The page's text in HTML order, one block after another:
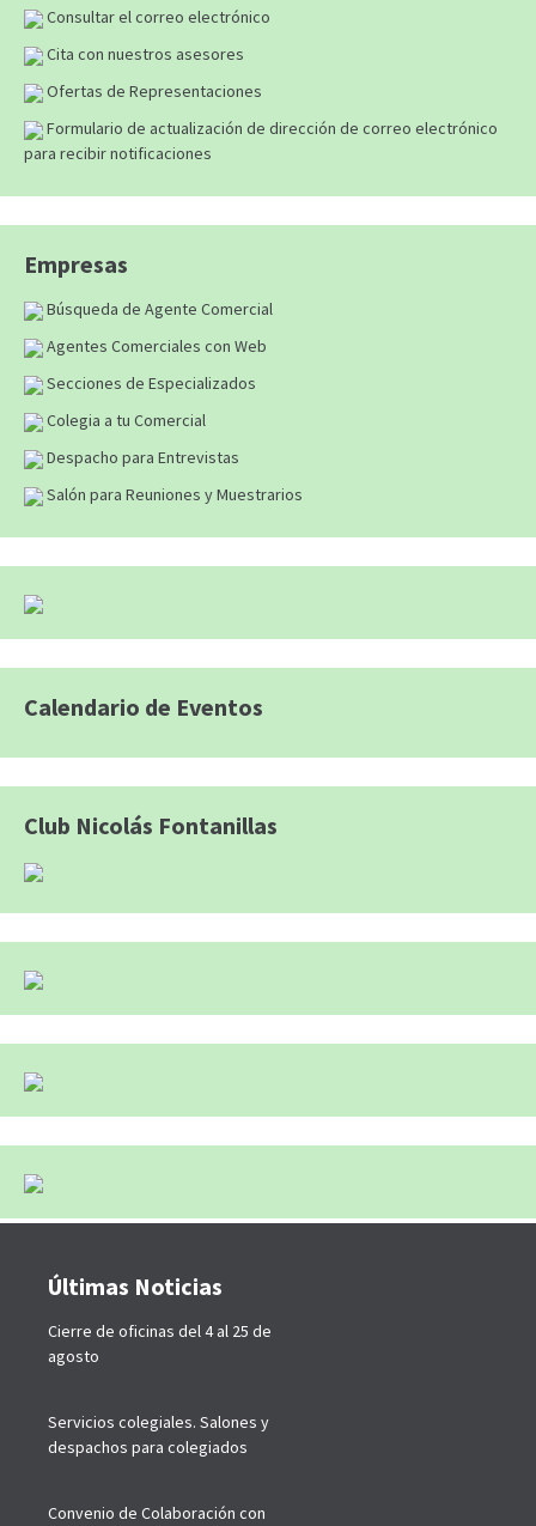
Consultar el correo electrónico
Cita con nuestros asesores
Ofertas de Representaciones
Formulario de actualización de dirección de correo electrónico
para recibir notificaciones
Empresas
Búsqueda de Agente Comercial
Agentes Comerciales con Web
Secciones de Especializados
Colegia a tu Comercial
Despacho para Entrevistas
Salón para Reuniones y Muestrarios
Calendario de Eventos
Club Nicolás Fontanillas
Últimas Noticias
Cierre de oficinas del 4 al 25 de
agosto
Servicios colegiales. Salones y
despachos para colegiados
Convenio de Colaboración con